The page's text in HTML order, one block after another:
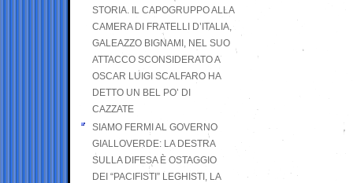
STORIA. IL CAPOGRUPPO ALLA
CAMERA DI FRATELLI D’ITALIA,
GALEAZZO BIGNAMI, NEL SUO
ATTACCO SCONSIDERATO A
OSCAR LUIGI SCALFARO HA
DETTO UN BEL PO’ DI
CAZZATE
SIAMO FERMI AL GOVERNO
GIALLOVERDE: LA DESTRA
SULLA DIFESA È OSTAGGIO
DEI “PACIFISTI” LEGHISTI, LA